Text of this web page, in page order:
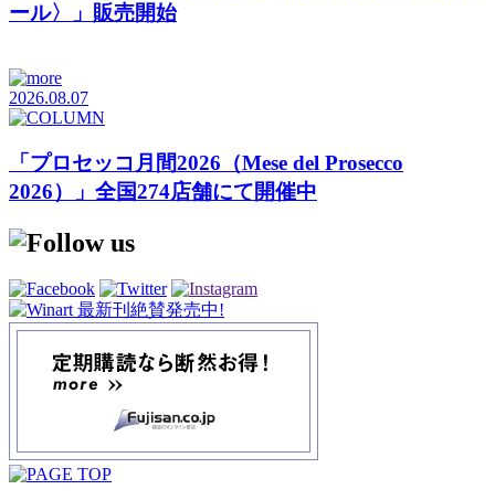
ール〉」販売開始
2026.08.07
「プロセッコ月間2026（Mese del Prosecco
2026）」全国274店舗にて開催中